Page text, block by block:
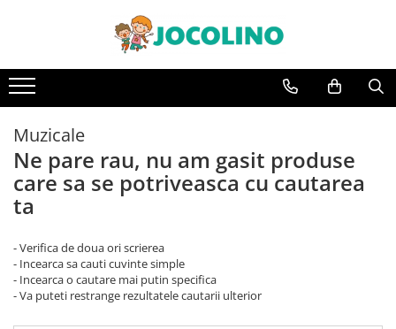
1 - 2 Ani
3 - 4 Ani
4 - 5 Ani
5 - 6 Ani
7 - 8 Ani
8 - 9 Ani
Muzicale
Ne pare rau, nu am gasit produse
care sa se potriveasca cu cautarea
ta
- Verifica de doua ori scrierea
- Incearca sa cauti cuvinte simple
- Incearca o cautare mai putin specifica
- Va puteti restrange rezultatele cautarii ulterior